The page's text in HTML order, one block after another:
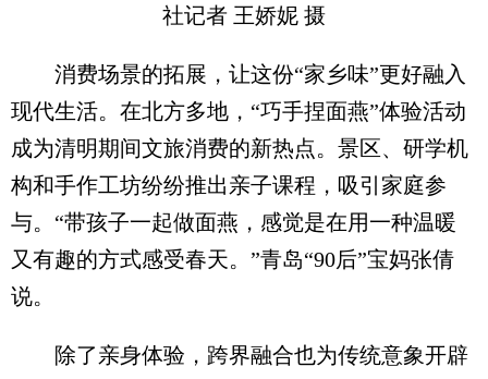
社记者 王娇妮 摄
消费场景的拓展，让这份“家乡味”更好融入
现代生活。在北方多地，“巧手捏面燕”体验活动
成为清明期间文旅消费的新热点。景区、研学机
构和手作工坊纷纷推出亲子课程，吸引家庭参
与。“带孩子一起做面燕，感觉是在用一种温暖
又有趣的方式感受春天。”青岛“90后”宝妈张倩
说。
除了亲身体验，跨界融合也为传统意象开辟